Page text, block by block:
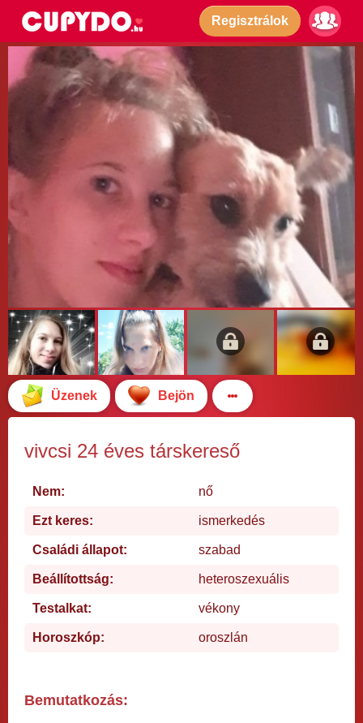
Regisztrálok
Üzenek Bejön
vivcsi 24 éves társkereső
Nem: nő
Ezt keres: ismerkedés
Családi állapot: szabad
Beállítottság: heteroszexuális
Testalkat: vékony
Horoszkóp: oroszlán
Bemutatkozás: